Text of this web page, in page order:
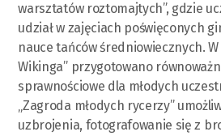
warsztatów roztomajtych”, gdzie
udział w zajęciach poświęconych
nauce tańców średniowiecznych.
Wikinga” przygotowano
sprawnościowe dla młodych
„Zagroda młodych rycerzy”
uzbrojenia, fotografowanie się z